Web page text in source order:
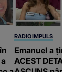
RADIO IMPULS
Emanuel a
ACEST